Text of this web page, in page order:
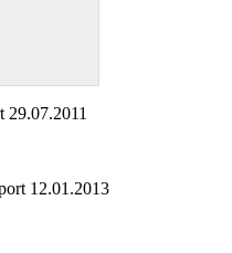
12.01.2013